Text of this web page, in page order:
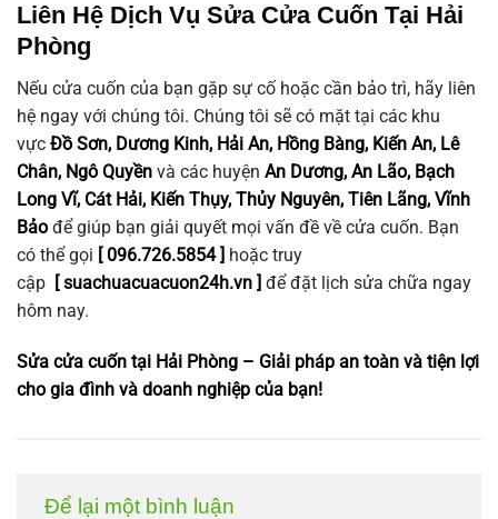
Liên Hệ Dịch Vụ Sửa Cửa Cuốn Tại Hải
Phòng
Nếu cửa cuốn của bạn gặp sự cố hoặc cần bảo trì, hãy liên
hệ ngay với chúng tôi. Chúng tôi sẽ có mặt tại các khu
vực Đồ Sơn, Dương Kinh, Hải An, Hồng Bàng, Kiến An, Lê
Chân, Ngô Quyền và các huyện An Dương, An Lão, Bạch
Long Vĩ, Cát Hải, Kiến Thụy, Thủy Nguyên, Tiên Lãng, Vĩnh
Bảo để giúp bạn giải quyết mọi vấn đề về cửa cuốn. Bạn
có thể gọi [ 096.726.5854 ] hoặc truy
cập [suachuacuacuon24h.vn ] để đặt lịch sửa chữa ngay
hôm nay.
Sửa cửa cuốn tại Hải Phòng – Giải pháp an toàn và tiện lợi
cho gia đình và doanh nghiệp của bạn!
Để lại một bình luận